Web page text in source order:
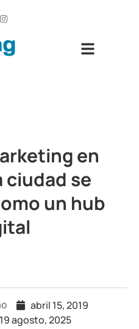
en
ciudad se
un hub
abril 15, 2019
agosto, 2025